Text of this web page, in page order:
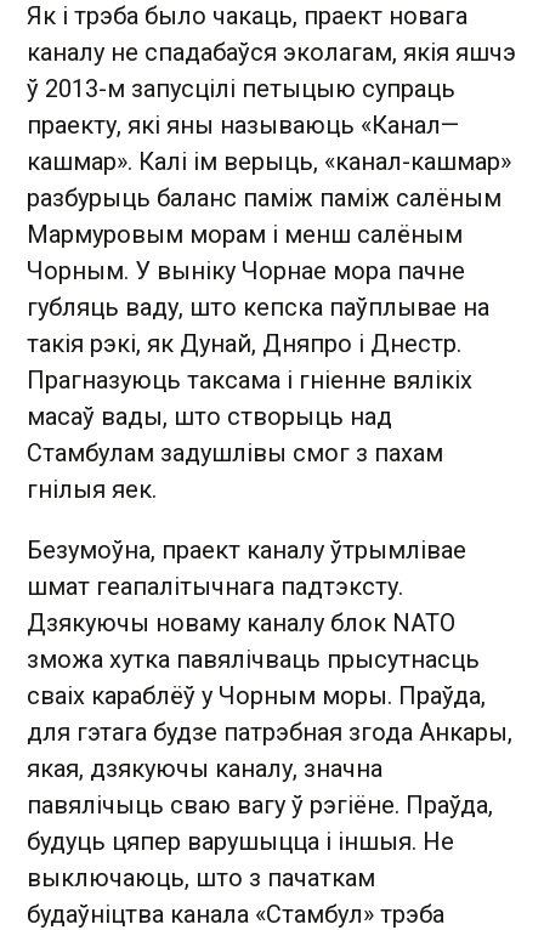
Як і трэба было чакаць, праект новага
каналу не спадабаўся эколагам, якія яшчэ
ў 2013-м запусцілі петыцыю супраць
праекту, які яны называюць «Канал—
кашмар». Калі ім верыць, «канал-кашмар»
разбурыць баланс паміж паміж салёным
Мармуровым морам і менш салёным
Чорным. У выніку Чорнае мора пачне
губляць ваду, што кепска паўплывае на
такія рэкі, як Дунай, Дняпро і Днестр.
Прагназуюць таксама і гніенне вялікіх
масаў вады, што створыць над
Стамбулам задушлівы смог з пахам
гнілыя яек.
Безумоўна, праект каналу ўтрымлівае
шмат геапалітычнага падтэксту.
Дзякуючы новаму каналу блок NATO
зможа хутка павялічваць прысутнасць
сваіх караблёў у Чорным моры. Праўда,
для гэтага будзе патрэбная згода Анкары,
якая, дзякуючы каналу, значна
павялічыць сваю вагу ў рэгіёне. Праўда,
будуць цяпер варушыцца і іншыя. Не
выключаюць, што з пачаткам
будаўніцтва канала «Стамбул» трэба